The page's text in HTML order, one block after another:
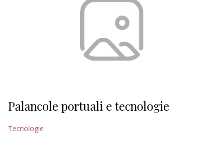
Palancole portuali e tecnologie
Tecnologie